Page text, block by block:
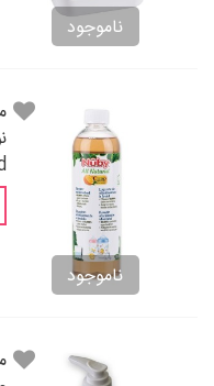
ناموجود
ناموجود